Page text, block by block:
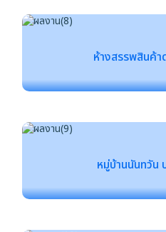
ห้างสรรพสินค้า
หมู่บ้านนันทวัน